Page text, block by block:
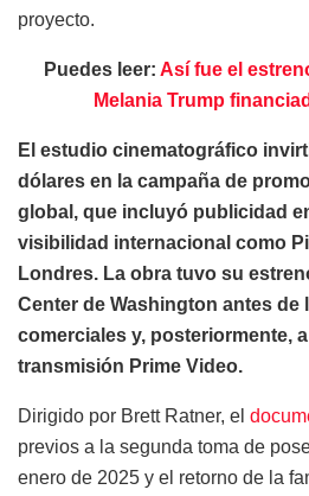
proyecto.
Puedes leer: Así fue el
Melania Trump
El estudio cinematográfico
dólares en la campaña de
global, que incluyó publicidad
visibilidad internacional como
Londres. La obra tuvo su
Center de Washington antes de
comerciales y, posteriormente,
transmisión Prime Video.
Dirigido por Brett Ratner, el
previos a la segunda toma de
enero de 2025 y el retorno de la